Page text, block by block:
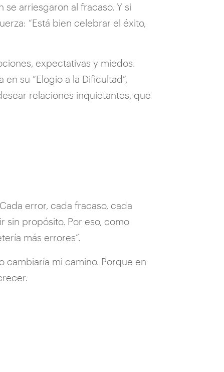
se arriesgaron al fracaso. Y si
“Está bien celebrar el éxito,
expectativas y miedos.
su “Elogio a la Dificultad”,
relaciones inquietantes, que
error, cada fracaso, cada
sin propósito. Por eso, como
más errores”.
cambiaría mi camino. Porque en